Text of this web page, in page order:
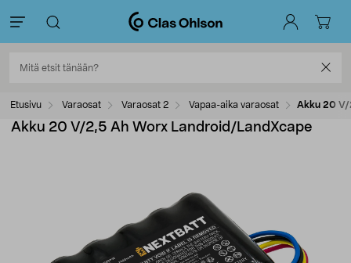
Etusivu Varaosat Varaosat 2 Vapaa-aika varaosat Akku 20 V/
Akku 20 V/2,5 Ah Worx Landroid/LandXcape